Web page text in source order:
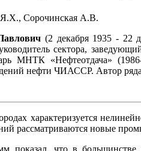
Сорочинская А.В.
(2 декабря 1935 - 22
сектора,
МНТК «Нефтеотдача»
нефти ЧИАССР. Автор
характеризуется
рассматриваются новые
показал, что в